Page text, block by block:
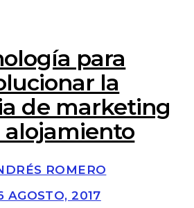
para
la
de marketing
alojamiento
ROMERO
AGOSTO, 2017